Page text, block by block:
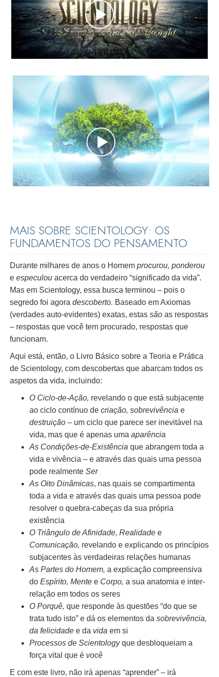
MAIS SOBRE SCIENTOLOGY: OS
FUNDAMENTOS DO PENSAMENTO
Durante milhares de anos o Homem procurou, ponderou
e especulou acerca do verdadeiro “significado da vida”.
Mas em Scientology, essa busca terminou – pois o
segredo foi agora descoberto. Baseado em Axiomas
(verdades auto-evidentes) exatas, estas são as respostas
– respostas que você tem procurado, respostas que
funcionam.
Aqui está, então, o Livro Básico sobre a Teoria e Prática
de Scientology, com descobertas que abarcam todos os
aspetos da vida, incluindo:
O Ciclo-de-Ação, revelando o que está subjacente
ao ciclo contínuo de criação, sobrevivência e
destruição – um ciclo que parece ser inevitável na
vida, mas que é apenas uma aparência
As Condições-de-Existência que abrangem toda a
vida e vivência – e através das quais uma pessoa
pode realmente Ser
As Oito Dinâmicas, nas quais se compartimenta
toda a vida e através das quais uma pessoa pode
resolver o quebra-cabeças da sua própria
existência
O Triângulo de Afinidade, Realidade e
Comunicação, revelando e explicando os princípios
subjacentes às verdadeiras relações humanas
As Partes do Homem, a explicação compreensiva
do Espírito, Mente e Corpo, a sua anatomia e inter-
relação em todos os seres
O Porquê, que responde às questões “do que se
trata tudo isto” e dá os elementos da sobrevivência,
da felicidade e da vida em si
Processos de Scientologyque desbloqueiam a
força vital que é você
E com este livro, não irá apenas “aprender” – irá